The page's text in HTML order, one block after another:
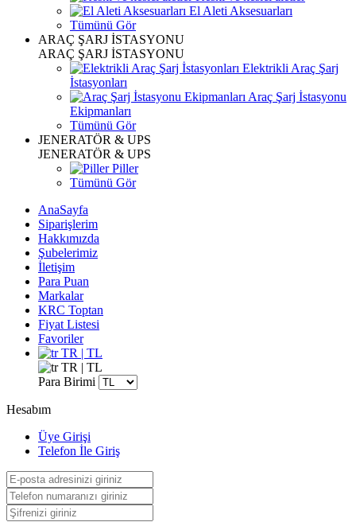
El Aleti Aksesuarları
Tümünü Gör
ARAÇ ŞARJ İSTASYONU
ARAÇ ŞARJ İSTASYONU
Elektrikli Araç Şarj
İstasyonları
Araç Şarj İstasyonu
Ekipmanları
Tümünü Gör
JENERATÖR & UPS
JENERATÖR & UPS
Piller
Tümünü Gör
AnaSayfa
Siparişlerim
Hakkımızda
Şubelerimiz
İletişim
Para Puan
Markalar
KRC Toptan
Fiyat Listesi
Favoriler
TR | TL
TR | TL
Para Birimi
Hesabım
Üye Girişi
Telefon İle Giriş